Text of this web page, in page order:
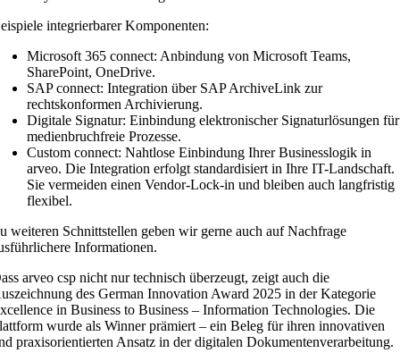
integrierbarer Komponenten:
Microsoft 365 connect: Anbindung von Microsoft Teams,
SharePoint, OneDrive.
SAP connect: Integration über SAP ArchiveLink zur
rechtskonformen Archivierung.
Digitale Signatur: Einbindung elektronischer Signaturlösungen für
medienbruchfreie Prozesse.
Custom connect: Nahtlose Einbindung Ihrer Businesslogik in
arveo. Die Integration erfolgt standardisiert in Ihre IT-Landschaft.
Sie vermeiden einen Vendor-Lock-in und bleiben auch langfristig
flexibel.
weiteren Schnittstellen geben wir gerne auch auf Nachfrage
Informationen.
arveo csp nicht nur technisch überzeugt, zeigt auch die
des German Innovation Award 2025 in der Kategorie
in Business to Business – Information Technologies. Die
wurde als Winner prämiert – ein Beleg für ihren innovativen
praxisorientierten Ansatz in der digitalen Dokumentenverarbeitung.